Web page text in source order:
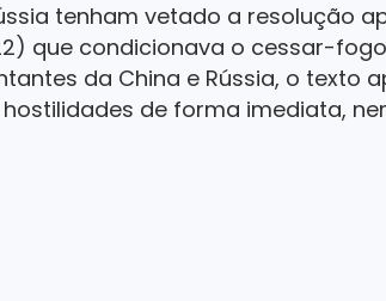
tenham vetado a resolução
que condicionava o cessar-
da China e Rússia, o texto
de forma imediata,